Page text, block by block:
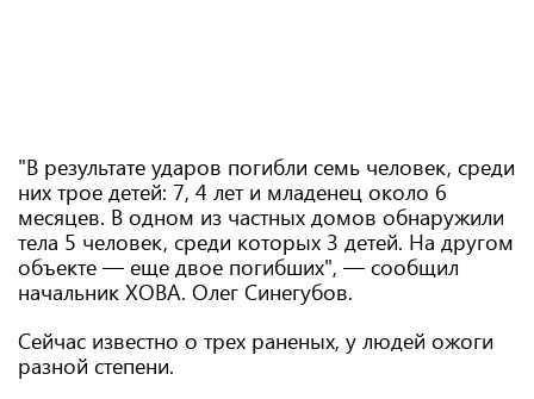
"В результате ударов погибли семь человек, среди
них трое детей: 7, 4 лет и младенец около 6
месяцев. В одном из частных домов обнаружили
тела 5 человек, среди которых 3 детей. На другом
объекте — еще двое погибших", — сообщил
начальник ХОВА. Олег Синегубов.
Сейчас известно о трех раненых, у людей ожоги
разной степени.